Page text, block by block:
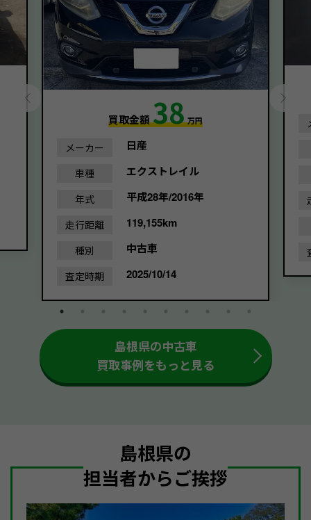
買取金額38 万円
メーカー 日産
車種 エクストレイル
年式 平成28年/2016年
走行距離 119,155km
種別 中古車
査定時期 2025/10/14
島根県の中古車
買取事例をもっと見る
島根県の
担当者からご挨拶